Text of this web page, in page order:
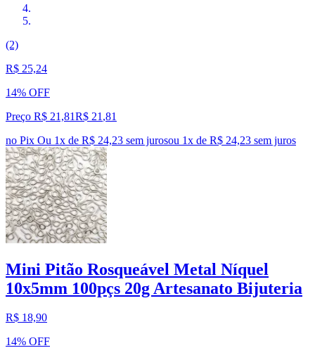
(2)
R$ 25,24
14% OFF
Preço R$ 21,81R$ 21 ,81
no Pix Ou 1x de R$ 24,23 sem jurosou 1x de R$ 24,23 sem juros
Mini Pitão Rosqueável Metal Níquel
10x5mm 100pçs 20g Artesanato Bijuteria
R$ 18,90
14% OFF